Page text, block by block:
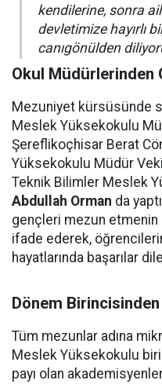
kendilerine, sonra
devletimize hayırlı
canıgönülden
Okul Müdürlerinden
Mezuniyet kürsüsünde
Meslek Yüksekokulu
Şereflikoçhisar Berat
Yüksekokulu Müdür
Teknik Bilimler Meslek
Abdullah Orman da
gençleri mezun etmenin
ifade ederek,
hayatlarında başarılar
Dönem
Tüm mezunlar adına
Meslek Yüksekokulu
payı olan